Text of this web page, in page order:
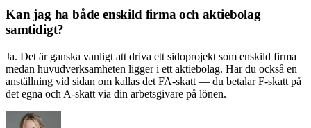
Kan jag ha både enskild firma och aktiebolag
samtidigt?
Ja. Det är ganska vanligt att driva ett sidoprojekt som enskild firma
medan huvudverksamheten ligger i ett aktiebolag. Har du också en
anställning vid sidan om kallas det FA-skatt — du betalar F-skatt på
det egna och A-skatt via din arbetsgivare på lönen.